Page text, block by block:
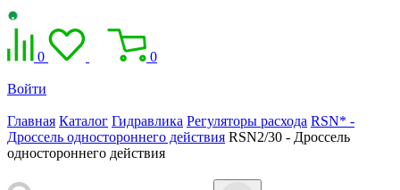
0 0
Войти
Главная Каталог Гидравлика Регуляторы расхода RSN* -
Дроссель одностороннего действия RSN2/30 - Дроссель
одностороннего действия